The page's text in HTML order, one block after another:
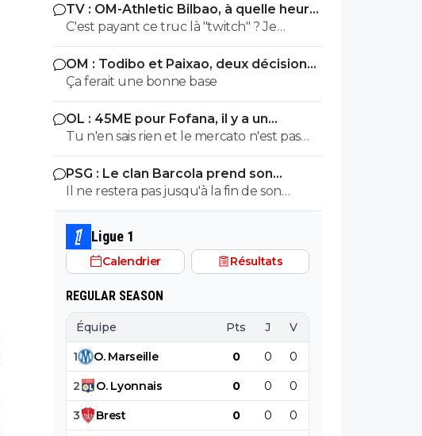
formation.
TV : OM-Athletic Bilbao, à quelle heure
et sur quelle chaîne ?
C'est payant ce truc là "twitch" ? Je
connais pas du tout 😅
OM : Todibo et Paixao, deux décisions
XXL à Marseille
Ça ferait une bonne base
OL : 45ME pour Fofana, il y a un
énorme problème
Tu n'en sais rien et le mercato n'est pas
terminé pour l'OM. Il n'est même pas
commencé. Je souhaite néanmoins une
bonne saison à l'OL.
PSG : Le clan Barcola prend son
téléphone et provoque un séisme
Il ne restera pas jusqu'à la fin de son
contrat il partira l'été prochain pour moins
cher au pire des cas. Encore qu'il n'est pas
exclu qu'il finisse par s'imposer et décide
de prolonger, le foot va vite.
Ligue 1
Calendrier Résultats
REGULAR SEASON
Équipe Pts J V
1 O. Marseille 0 0 0
2 O. Lyonnais 0 0 0
3 Brest 0 0 0